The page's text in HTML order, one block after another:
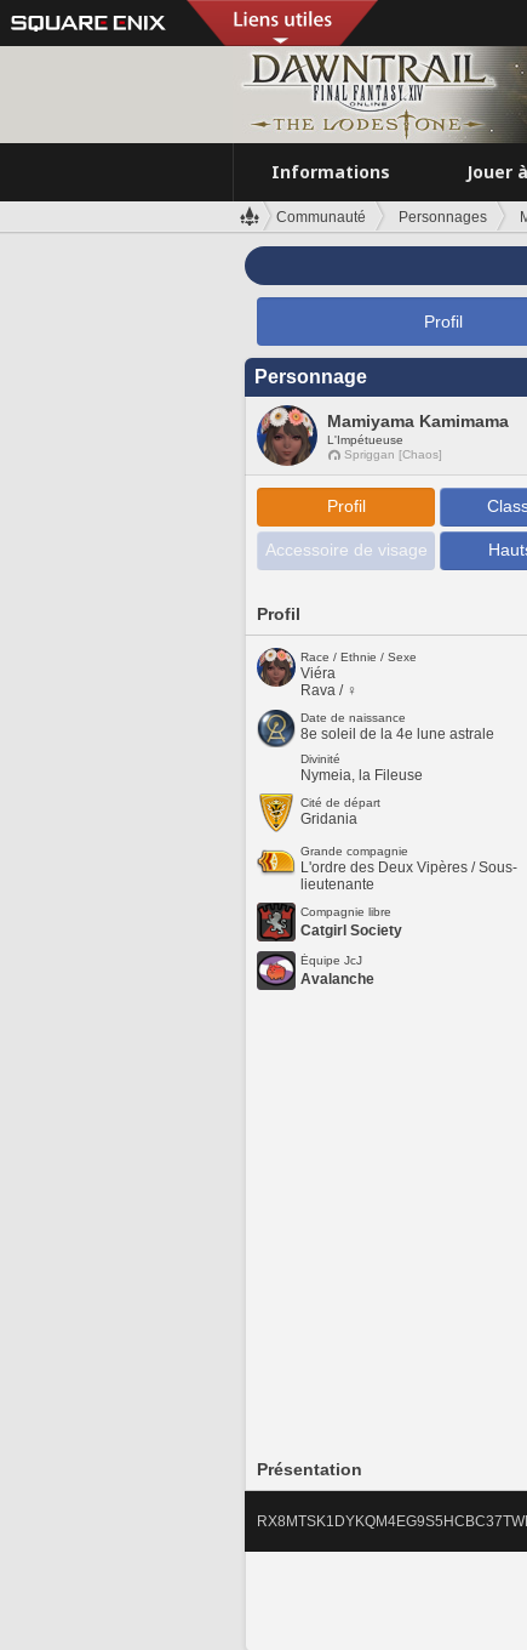
Informations Jouer
Communauté Personnages
Profil
Personnage
Mamiyama Kamimama
L'Impétueuse
Spriggan [Chaos]
Profil
Accessoire de visage
Profil
Race / Ethnie / Sexe
Viéra
Rava / ♀
Date de naissance
8e soleil de la 4e lune astrale
Divinité
Nymeia, la Fileuse
Cité de départ
Gridania
Grande compagnie
L'ordre des Deux Vipères / Sous-
lieutenante
Compagnie libre
Catgirl Society
Équipe JcJ
Avalanche
Présentation